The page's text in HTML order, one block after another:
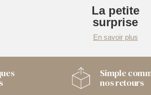
La petite
surprise
En savoir plus
Simple
nos retours